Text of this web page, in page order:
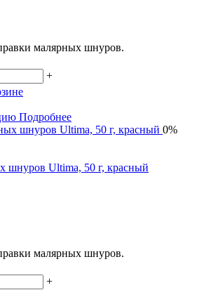
малярных шнуров.
+
Подробнее
0%
шнуров Ultima, 50 г, красный
малярных шнуров.
+